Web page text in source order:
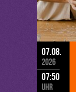
07.08.
2026
07:50
Uhr